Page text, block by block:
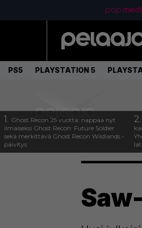
PS5 PLAYSTATION 5
1. Ghost Recon 25 vuotta: nappaa nyt
ilmaiseksi Ghost Recon: Future Soldier
sekä merkittävä Ghost Recon Wildlands -
päivitys
2.